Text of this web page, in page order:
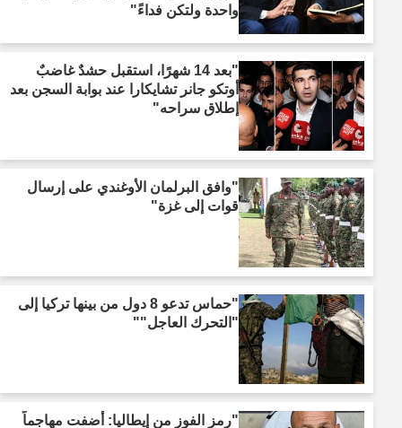
واحدة ولتكن فداءً"
"بعد 14 شهرًا، استقبل حشدٌ غاضبٌ
أوتكو جانر تشايكارا عند بوابة السجن بعد
إطلاق سراحه"
"وافق البرلمان الأوغندي على إرسال
قوات إلى غزة"
"حماس تدعو 8 دول من بينها تركيا إلى
"التحرك العاجل""
"رمز الفوز من إيطاليا: أضفت مهاجماً